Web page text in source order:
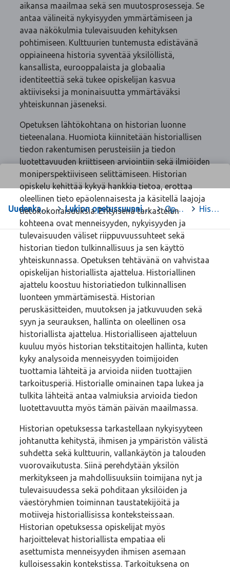
Uudenkaupungin lukio > Lukion opetussuunnitelman perusteet 2019 > Oppiaineet > Historia
aikansa maailmaa sekä sen muutosprosesseja. Se
antaa välineitä nykyisyyden ymmärtämiseen ja
avaa näkökulmia tulevaisuuden kehityksen
pohtimiseen. Kulttuurien tuntemusta edistävänä
oppiaineena historia syventää yksilöllistä,
kansallista, eurooppalaista ja globaalia
identiteettiä sekä tukee opiskelijan kasvua
aktiiviseksi ja moninaisuutta ymmärtäväksi
yhteiskunnan jäseneksi.
Opetuksen lähtökohtana on historian luonne
tieteenalana. Huomiota kiinnitetään historiallisen
tiedon rakentumisen perusteisiin ja tiedon
luotettavuuden kriittiseen arviointiin sekä ilmiöiden
moniperspektiiviseen selittämiseen. Historian
opiskelu kehittää kykyä hankkia tietoa, erottaa
oleellinen tieto epäolennaisesta ja käsitellä laajoja
tietokokonaisuuksia. Erityisenä tarkastelun
kohteena ovat menneisyyden, nykyisyyden ja
tulevaisuuden väliset riippuvuussuhteet sekä
historian tiedon tulkinnallisuus ja sen käyttö
yhteiskunnassa. Opetuksen tehtävänä on vahvistaa
opiskelijan historiallista ajattelua. Historiallinen
ajattelu koostuu historiatiedon tulkinnallisen
luonteen ymmärtämisestä. Historian
peruskäsitteiden, muutoksen ja jatkuvuuden sekä
syyn ja seurauksen, hallinta on oleellinen osa
historiallista ajattelua. Historialliseen ajatteluun
kuuluu myös historian tekstitaitojen hallinta, kuten
kyky analysoida menneisyyden toimijoiden
tuottamia lähteitä ja arvioida niiden tuottajien
tarkoitusperiä. Historialle ominainen tapa lukea ja
tulkita lähteitä antaa valmiuksia arvioida tiedon
luotettavuutta myös tämän päivän maailmassa.
Historian opetuksessa tarkastellaan nykyisyyteen
johtanutta kehitystä, ihmisen ja ympäristön välistä
suhdetta sekä kulttuurin, vallankäytön ja talouden
vuorovaikutusta. Siinä perehdytään yksilön
merkitykseen ja mahdollisuuksiin toimijana nyt ja
tulevaisuudessa sekä pohditaan yksilöiden ja
väestöryhmien toiminnan taustatekijöitä ja
motiiveja historiallisissa konteksteissaan.
Historian opetuksessa opiskelijat myös
harjoittelevat historiallista empatiaa eli
asettumista menneisyyden ihmisen asemaan
kulloisessakin kontekstissa. Tarkoituksena on